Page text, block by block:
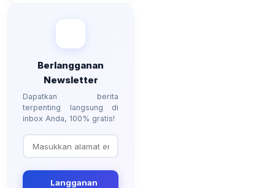
Berlangganan
Newsletter
Dapatkan berita
terpenting langsung di
inbox Anda, 100% gratis!
Langganan